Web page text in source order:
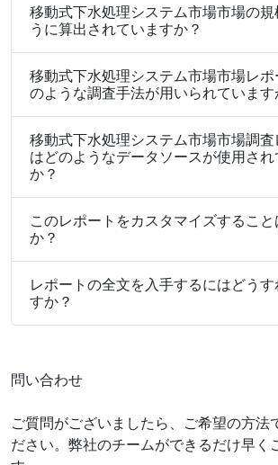
移動式下水処理システム市場市場の規
うに算出されていますか？
移動式下水処理システム市場市場レ
のような調査手法が用いられています
移動式下水処理システム市場市場調
はどのようなデータソースが使用さ
か？
このレポートをカスタマイズするこ
か？
レポートの全文を入手するにはどう
すか？
問い合わせ
ご質問がございましたら、ご希望の方法
ださい。弊社のチームができるだけ早く